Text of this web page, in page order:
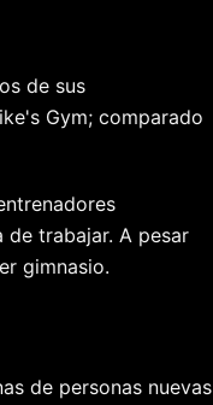
de sus
Gym; comparado
de trabajar. A pesar
gimnasio.
de personas nuevas